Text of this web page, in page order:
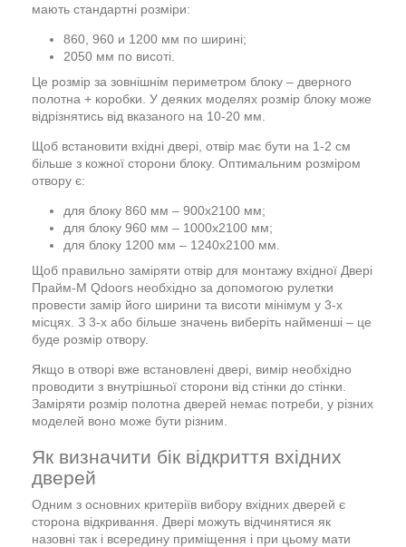
мають стандартні розміри:
860, 960 и 1200 мм по ширині;
2050 мм по висоті.
Це розмір за зовнішнім периметром блоку – дверного
полотна + коробки. У деяких моделях розмір блоку може
відрізнятись від вказаного на 10-20 мм.
Щоб встановити вхідні двері, отвір має бути на 1-2 см
більше з кожної сторони блоку. Оптимальним розміром
отвору є:
для блоку 860 мм – 900х2100 мм;
для блоку 960 мм – 1000х2100 мм;
для блоку 1200 мм – 1240х2100 мм.
Щоб правильно заміряти отвір для монтажу вхідної Двері
Прайм-М Qdoors необхідно за допомогою рулетки
провести замір його ширини та висоти мінімум у 3-х
місцях. З 3-х або більше значень виберіть найменші – це
буде розмір отвору.
Якщо в отворі вже встановлені двері, вимір необхідно
проводити з внутрішньої сторони від стінки до стінки.
Заміряти розмір полотна дверей немає потреби, у різних
моделей воно може бути різним.
Як визначити бік відкриття вхідних
дверей
Одним з основних критеріїв вибору вхідних дверей є
сторона відкривання. Двері можуть відчинятися як
назовні так і всередину приміщення і при цьому мати